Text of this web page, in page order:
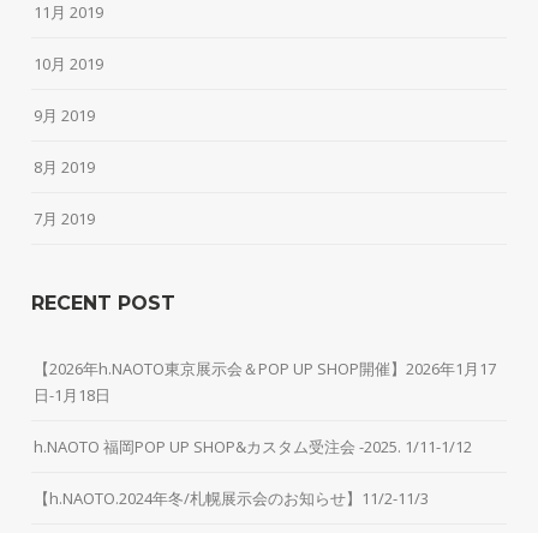
11月 2019
10月 2019
9月 2019
8月 2019
7月 2019
RECENT POST
【2026年h.NAOTO東京展示会＆POP UP SHOP開催】2026年1月17
日-1月18日
h.NAOTO 福岡POP UP SHOP&カスタム受注会 -2025. 1/11-1/12
【h.NAOTO.2024年冬/札幌展示会のお知らせ】11/2-11/3